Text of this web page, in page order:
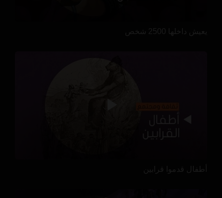
يعيش داخلها 2500 شخص
أطفال قدموا قرابين